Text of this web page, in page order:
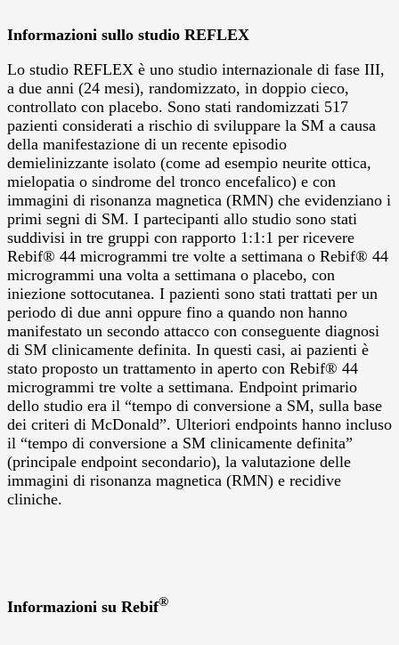
Informazioni sullo studio REFLEX
Lo studio REFLEX è uno studio internazionale di fase III,
a due anni (24 mesi), randomizzato, in doppio cieco,
controllato con placebo. Sono stati randomizzati 517
pazienti considerati a rischio di sviluppare la SM a causa
della manifestazione di un recente episodio
demielinizzante isolato (come ad esempio neurite ottica,
mielopatia o sindrome del tronco encefalico) e con
immagini di risonanza magnetica (RMN) che evidenziano i
primi segni di SM. I partecipanti allo studio sono stati
suddivisi in tre gruppi con rapporto 1:1:1 per ricevere
Rebif® 44 microgrammi tre volte a settimana o Rebif® 44
microgrammi una volta a settimana o placebo, con
iniezione sottocutanea. I pazienti sono stati trattati per un
periodo di due anni oppure fino a quando non hanno
manifestato un secondo attacco con conseguente diagnosi
di SM clinicamente definita. In questi casi, ai pazienti è
stato proposto un trattamento in aperto con Rebif® 44
microgrammi tre volte a settimana. Endpoint primario
dello studio era il “tempo di conversione a SM, sulla base
dei criteri di McDonald”. Ulteriori endpoints hanno incluso
il “tempo di conversione a SM clinicamente definita”
(principale endpoint secondario), la valutazione delle
immagini di risonanza magnetica (RMN) e recidive
cliniche.
Informazioni su Rebif®